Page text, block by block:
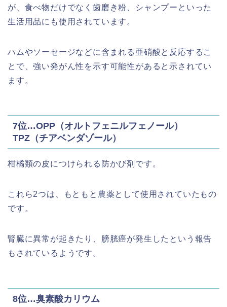
が、食べ物だけでなく歯磨き粉、シャンプーといった
生活用品にも使用されています。
ハムやソーセージなどに含まれる亜硝酸と反応するこ
とで、強い発がん性を示す可能性があると示されてい
ます。
7位…OPP（オルトフェニルフェノール）
TPZ（チアベンダゾール）
柑橘類の皮につけられる防かび剤です。
これら2つは、もともと農薬として使用されていたもの
です。
腎臓に異常が起きたり、膀胱癌が発生したという報告
もされているようです。
8位…臭素酸カリウム